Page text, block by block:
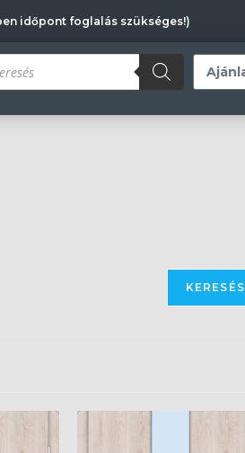
időpont foglalás szükséges!)
KERESÉS